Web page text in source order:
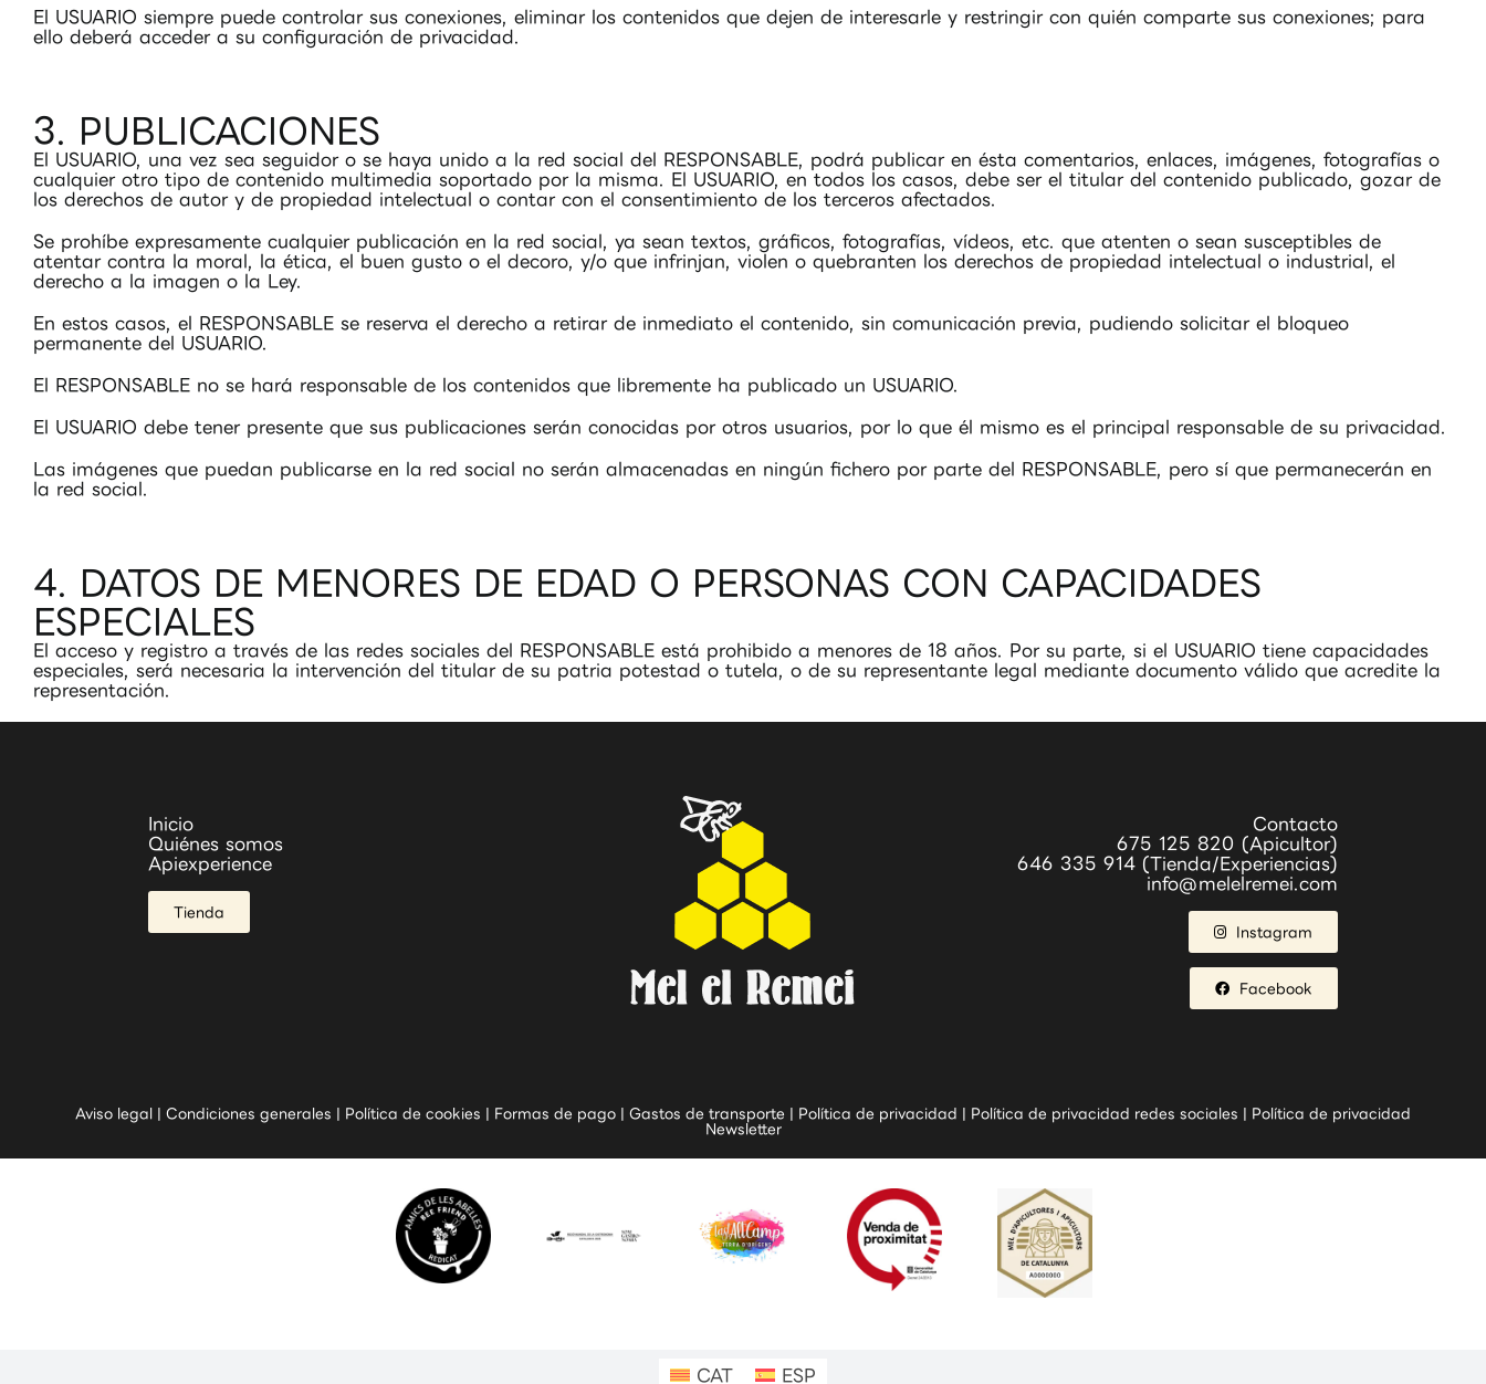
El USUARIO siempre puede controlar sus conexiones, eliminar los contenidos que dejen de interesarle y restringir con quién comparte sus conexiones; para
ello deberá acceder a su configuración de privacidad.
3. PUBLICACIONES
El USUARIO, una vez sea seguidor o se haya unido a la red social del RESPONSABLE, podrá publicar en ésta comentarios, enlaces, imágenes, fotografías o
cualquier otro tipo de contenido multimedia soportado por la misma. El USUARIO, en todos los casos, debe ser el titular del contenido publicado, gozar de
los derechos de autor y de propiedad intelectual o contar con el consentimiento de los terceros afectados.
Se prohíbe expresamente cualquier publicación en la red social, ya sean textos, gráficos, fotografías, vídeos, etc. que atenten o sean susceptibles de
atentar contra la moral, la ética, el buen gusto o el decoro, y/o que infrinjan, violen o quebranten los derechos de propiedad intelectual o industrial, el
derecho a la imagen o la Ley.
En estos casos, el RESPONSABLE se reserva el derecho a retirar de inmediato el contenido, sin comunicación previa, pudiendo solicitar el bloqueo
permanente del USUARIO.
El RESPONSABLE no se hará responsable de los contenidos que libremente ha publicado un USUARIO.
El USUARIO debe tener presente que sus publicaciones serán conocidas por otros usuarios, por lo que él mismo es el principal responsable de su privacidad.
Las imágenes que puedan publicarse en la red social no serán almacenadas en ningún fichero por parte del RESPONSABLE, pero sí que permanecerán en
la red social.
4. DATOS DE MENORES DE EDAD O PERSONAS CON CAPACIDADES
ESPECIALES
El acceso y registro a través de las redes sociales del RESPONSABLE está prohibido a menores de 18 años. Por su parte, si el USUARIO tiene capacidades
especiales, será necesaria la intervención del titular de su patria potestad o tutela, o de su representante legal mediante documento válido que acredite la
representación.
Inicio
Quiénes somos
Apiexperience
Tienda
Contacto
675 125 820 (Apicultor)
646 335 914 (Tienda/Experiencias)
info@melelremei.com
Instagram
Facebook
Aviso legal Condiciones generales Política de cookies Formas de pago Gastos de transporte Política de privacidad Política de privacidad redes sociales
Política de privacidad
Newsletter
CAT ESP